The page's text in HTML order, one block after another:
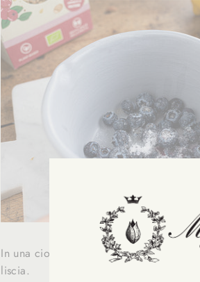
In una ciotola, lavora la ricotta, lo
liscia.